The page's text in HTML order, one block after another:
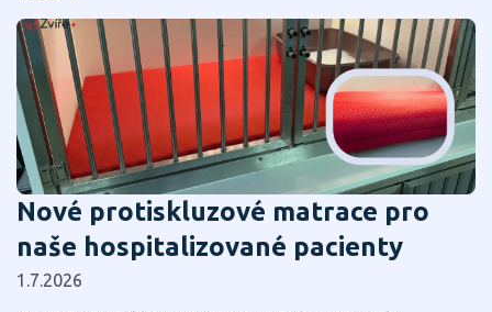
Nové protiskluzové matrace pro
naše hospitalizované pacienty
1.7.2026